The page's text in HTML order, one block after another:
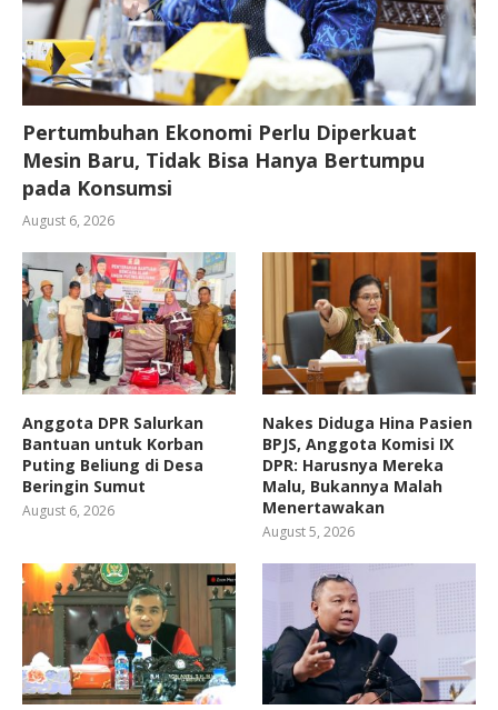
Pertumbuhan Ekonomi Perlu Diperkuat
Mesin Baru, Tidak Bisa Hanya Bertumpu
pada Konsumsi
August 6, 2026
Anggota DPR Salurkan
Bantuan untuk Korban
Puting Beliung di Desa
Beringin Sumut
August 6, 2026
Nakes Diduga Hina Pasien
BPJS, Anggota Komisi IX
DPR: Harusnya Mereka
Malu, Bukannya Malah
Menertawakan
August 5, 2026